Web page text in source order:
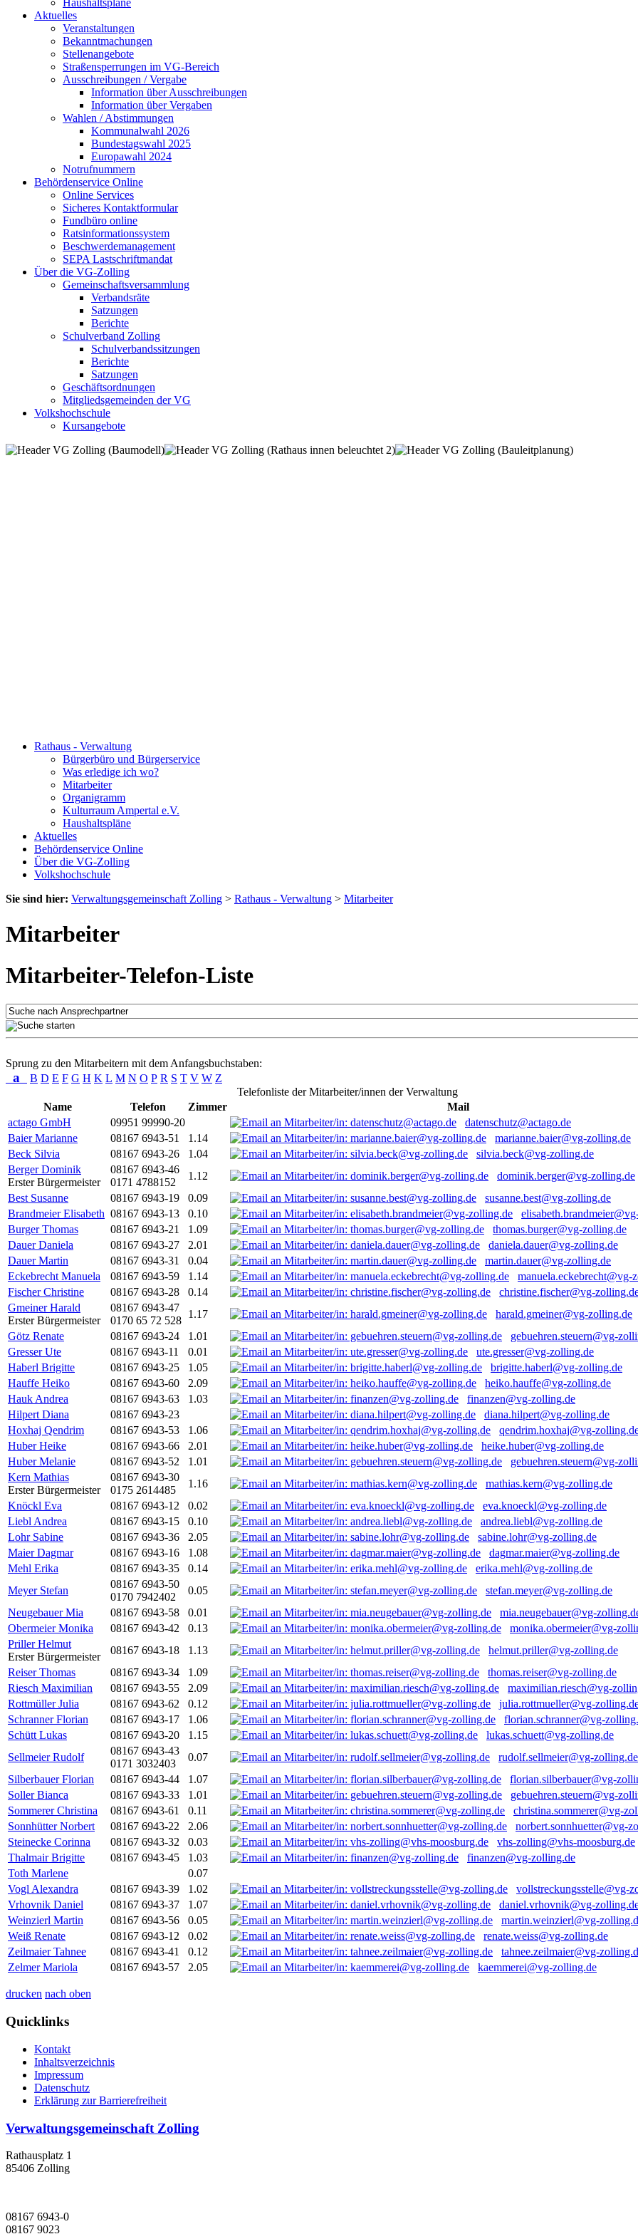
Haushaltspläne
Aktuelles
Veranstaltungen
Bekanntmachungen
Stellenangebote
Straßensperrungen im VG-Bereich
Ausschreibungen / Vergabe
Information über Ausschreibungen
Information über Vergaben
Wahlen / Abstimmungen
Kommunalwahl 2026
Bundestagswahl 2025
Europawahl 2024
Notrufnummern
Behördenservice Online
Online Services
Sicheres Kontaktformular
Fundbüro online
Ratsinformationssystem
Beschwerdemanagement
SEPA Lastschriftmandat
Über die VG-Zolling
Gemeinschaftsversammlung
Verbandsräte
Satzungen
Berichte
Schulverband Zolling
Schulverbandssitzungen
Berichte
Satzungen
Geschäftsordnungen
Mitgliedsgemeinden der VG
Volkshochschule
Kursangebote
Rathaus - Verwaltung
Bürgerbüro und Bürgerservice
Was erledige ich wo?
Mitarbeiter
Organigramm
Kulturraum Ampertal e.V.
Haushaltspläne
Aktuelles
Behördenservice Online
Über die VG-Zolling
Volkshochschule
Sie sind hier: Verwaltungsgemeinschaft Zolling > Rathaus - Verwaltung > Mitarbeiter
Mitarbeiter
Mitarbeiter-Telefon-Liste
Sprung zu den Mitarbeitern mit dem Anfangsbuchstaben:
a B D E F G H K L M N O P R S T V W Z
Telefonliste der Mitarbeiter/innen der Verwaltung
Name
Telefon Zimmer
Mail
actago GmbH
09951 99990-20
datenschutz@actago.de
Baier Marianne
08167 6943-51 1.14
marianne.baier@vg-zolling.de
Beck Silvia
08167 6943-26 1.04
silvia.beck@vg-zolling.de
Berger Dominik
Erster Bürgermeister
08167 6943-46
0171 4788152
1.12
dominik.berger@vg-zolling.de
Best Susanne
08167 6943-19 0.09
susanne.best@vg-zolling.de
Brandmeier Elisabeth 08167 6943-13 0.10
Burger Thomas
08167 6943-21 1.09
thomas.burger@vg-zolling.de
Dauer Daniela
08167 6943-27 2.01
daniela.dauer@vg-zolling.de
Dauer Martin
08167 6943-31 0.04
martin.dauer@vg-zolling.de
Eckebrecht Manuela
08167 6943-59 1.14
manuela.eckebrecht@vg-
Fischer Christine
08167 6943-28 0.14
christine.fischer@vg-
Gmeiner Harald
Erster Bürgermeister
08167 6943-47
0170 65 72 528
1.17
harald.gmeiner@vg-zolling.de
Götz Renate
08167 6943-24 1.01
gebuehren.steuern@vg-
Gresser Ute
08167 6943-11 0.01
ute.gresser@vg-zolling.de
Haberl Brigitte
08167 6943-25 1.05
brigitte.haberl@vg-zolling.de
Hauffe Heiko
08167 6943-60 2.09
heiko.hauffe@vg-zolling.de
Hauk Andrea
08167 6943-63 1.03
finanzen@vg-zolling.de
Hilpert Diana
08167 6943-23
diana.hilpert@vg-zolling.de
Hoxhaj Qendrim
08167 6943-53 1.06
qendrim.hoxhaj@vg-
Huber Heike
08167 6943-66 2.01
heike.huber@vg-zolling.de
Huber Melanie
08167 6943-52 1.01
gebuehren.steuern@vg-
Kern Mathias
Erster Bürgermeister
08167 6943-30
0175 2614485
1.16
mathias.kern@vg-zolling.de
Knöckl Eva
08167 6943-12 0.02
eva.knoeckl@vg-zolling.de
Liebl Andrea
08167 6943-15 0.10
andrea.liebl@vg-zolling.de
Lohr Sabine
08167 6943-36 2.05
sabine.lohr@vg-zolling.de
Maier Dagmar
08167 6943-16 1.08
dagmar.maier@vg-zolling.de
Mehl Erika
08167 6943-35 0.14
erika.mehl@vg-zolling.de
Meyer Stefan
08167 6943-50
0170 7942402
0.05
stefan.meyer@vg-zolling.de
Neugebauer Mia
08167 6943-58 0.01
mia.neugebauer@vg-
Obermeier Monika
08167 6943-42 0.13
monika.obermeier@vg-
Priller Helmut
Erster Bürgermeister
08167 6943-18 1.13
helmut.priller@vg-zolling.de
Reiser Thomas
08167 6943-34 1.09
thomas.reiser@vg-zolling.de
Riesch Maximilian
08167 6943-55 2.09
maximilian.riesch@vg-
Rottmüller Julia
08167 6943-62 0.12
julia.rottmueller@vg-
Schranner Florian
08167 6943-17 1.06
florian.schranner@vg-
Schütt Lukas
08167 6943-20 1.15
lukas.schuett@vg-zolling.de
Sellmeier Rudolf
08167 6943-43
0171 3032403
0.07
rudolf.sellmeier@vg-zolling.de
Silberbauer Florian
08167 6943-44 1.07
florian.silberbauer@vg-
Soller Bianca
08167 6943-33 1.01
gebuehren.steuern@vg-
Sommerer Christina
08167 6943-61 0.11
christina.sommerer@vg-
Sonnhütter Norbert
08167 6943-22 2.06
norbert.sonnhuetter@vg-
Steinecke Corinna
08167 6943-32 0.03
vhs-zolling@vhs-moosburg.de
Thalmair Brigitte
08167 6943-45 1.03
finanzen@vg-zolling.de
Toth Marlene
0.07
Vogl Alexandra
08167 6943-39 1.02
vollstreckungsstelle@vg-
Vrhovnik Daniel
08167 6943-37 1.07
daniel.vrhovnik@vg-
Weinzierl Martin
08167 6943-56 0.05
martin.weinzierl@vg-
Weiß Renate
08167 6943-12 0.02
renate.weiss@vg-zolling.de
Zeilmaier Tahnee
08167 6943-41 0.12
tahnee.zeilmaier@vg-
Zelmer Mariola
08167 6943-57 2.05 kaemmerei@vg-zolling.de
drucken nach oben
Quicklinks
Kontakt
Inhaltsverzeichnis
Impressum
Datenschutz
Erklärung zur Barrierefreiheit
Verwaltungsgemeinschaft Zolling
Rathausplatz 1
85406 Zolling
08167 6943-0
08167 9023